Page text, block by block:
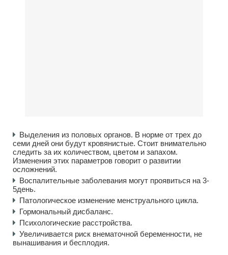
Выделения из половых органов. В норме от трех до
семи дней они будут кровянистые. Стоит внимательно
следить за их количеством, цветом и запахом.
Изменения этих параметров говорит о развитии
осложнений.
Воспалительные заболевания могут проявиться на 3-
5день.
Патологическое изменение менструального цикла.
Гормональный дисбаланс.
Психологические расстройства.
Увеличивается риск внематочной беременности, не
вынашивания и бесплодия.